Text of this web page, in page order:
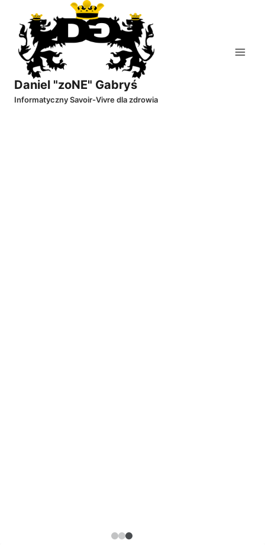
treści
Daniel "zoNE" Gabryś
Informatyczny Savoir-Vivre dla zdrowia